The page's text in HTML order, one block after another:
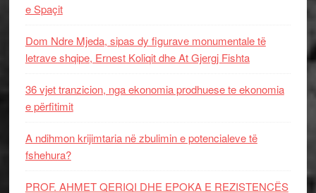
e Spaçit
Dom Ndre Mjeda, sipas dy figurave monumentale të
letrave shqipe, Ernest Koliqit dhe At Gjergj Fishta
36 vjet tranzicion, nga ekonomia prodhuese te ekonomia
e përfitimit
A ndihmon krijimtaria në zbulimin e potencialeve të
fshehura?
PROF. AHMET QERIQI DHE EPOKA E REZISTENCЁS